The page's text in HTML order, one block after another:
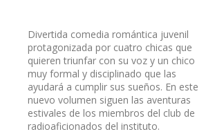
Divertida comedia romántica juvenil
protagonizada por cuatro chicas que
quieren triunfar con su voz y un chico
muy formal y disciplinado que las
ayudará a cumplir sus sueños. En este
nuevo volumen siguen las aventuras
estivales de los miembros del club de
radioaficionados del instituto.